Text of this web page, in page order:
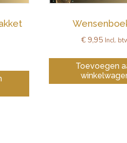
€9,95 Incl.
Toevoegen